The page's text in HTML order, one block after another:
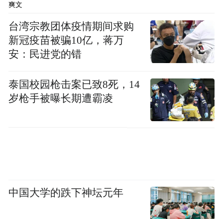
伊斯坦布尔城市历史、宣传与旅游局局长胡
里耶·梅尔韦·盖迪克表示，南京与伊斯坦布尔
均为依水而兴、因文明积淀而繁荣的历史名
产活化利用等领域开展务实合作创造了契
机。她期待以丝路文明交流为纽带，共同守
爽文
台湾宗教团体疫情期间求购
新冠疫苗被骗10亿，蒋万
安：民进党的错
泰国校园枪击案已致8死，14
岁枪手被曝长期遭霸凌
中国大学的跌下神坛元年